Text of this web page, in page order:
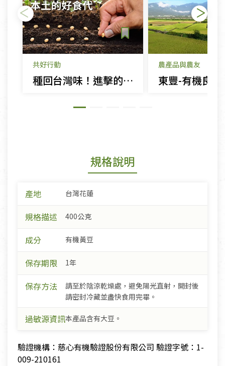
共好行動
種回台灣味！進擊的雜糧 本土的好食代
農產品與農友
規格說明
產地 台灣花蓮
規格描述 400公克
成分 有機黃豆
保存期限 1年
保存方法
請至於陰涼乾燥處，避免陽光直射，開封後
請密封冷藏並盡快食用完畢。
過敏源資訊本產品含有大豆。
驗證機構：慈心有機驗證股份有限公司 驗證字號：1-
009-210161